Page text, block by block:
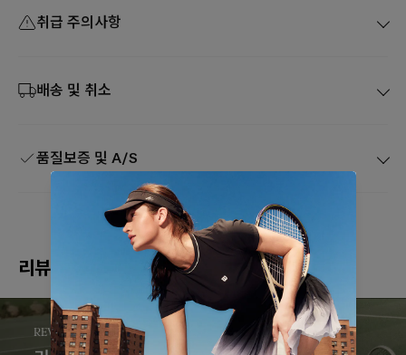
취급 주의사항
배송 및 취소
품질보증 및 A/S
리뷰